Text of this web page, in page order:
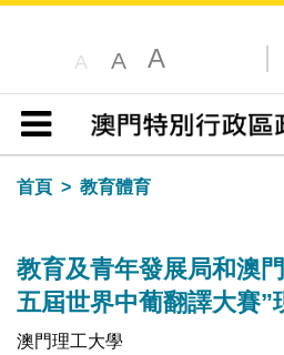
A A A
目錄
首頁
教育體育
教育及青年發展局和澳
五屆世界中葡翻譯大賽”
澳門理工大學